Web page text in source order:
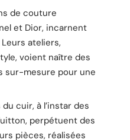
de couture
et Dior, incarnent
ateliers,
voient naître des
sur-mesure pour une
cuir, à l’instar des
perpétuent des
pièces, réalisées